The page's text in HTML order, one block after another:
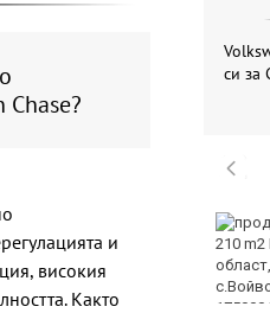
и
високия
Както
си
Атлетик (Провадия) за
Аматьорската купа